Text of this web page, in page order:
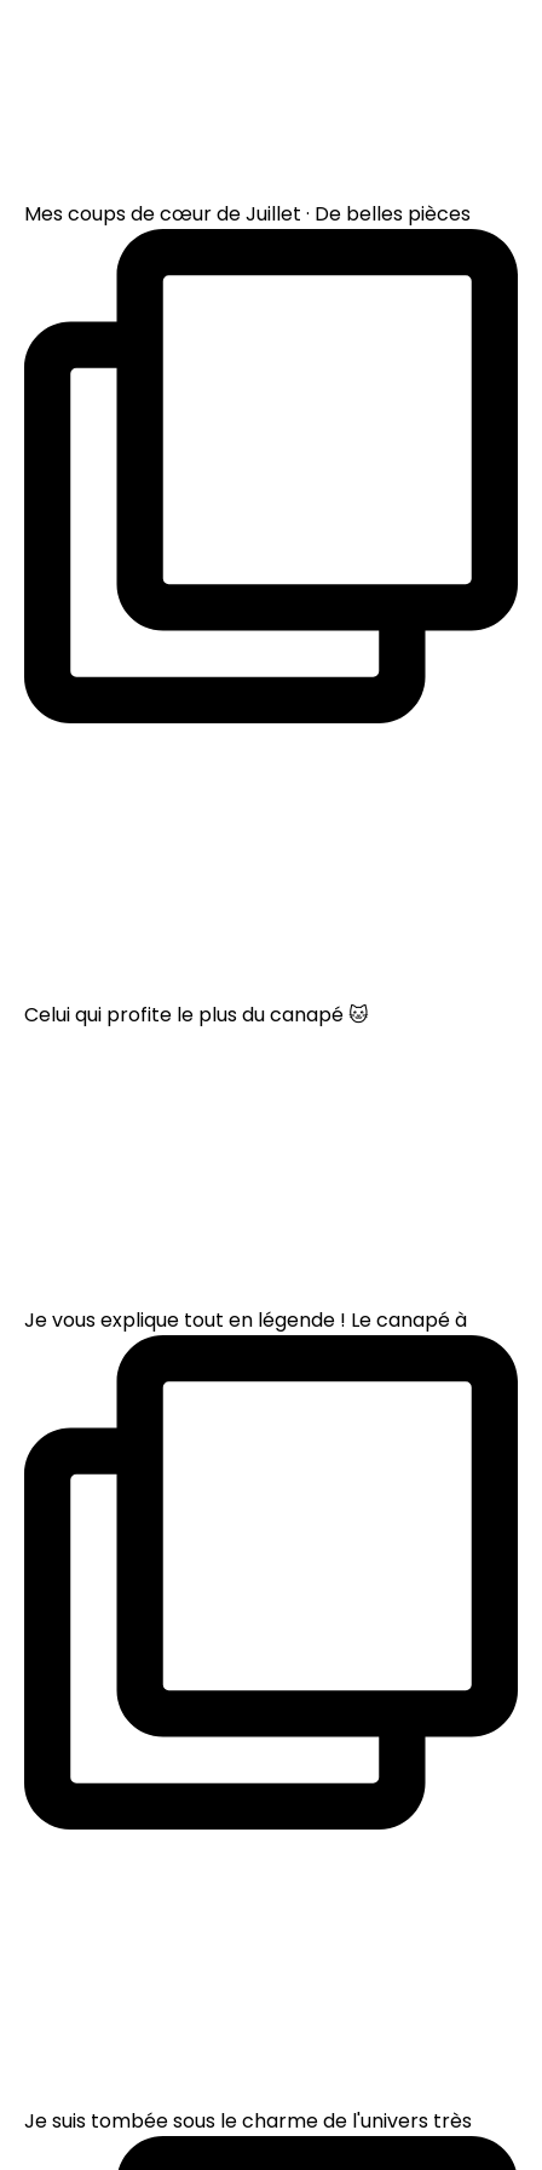
Mes coups de cœur de Juillet · De belles pièces
Celui qui profite le plus du canapé 🐱
Je vous explique tout en légende ! Le canapé à
Je suis tombée sous le charme de l'univers très